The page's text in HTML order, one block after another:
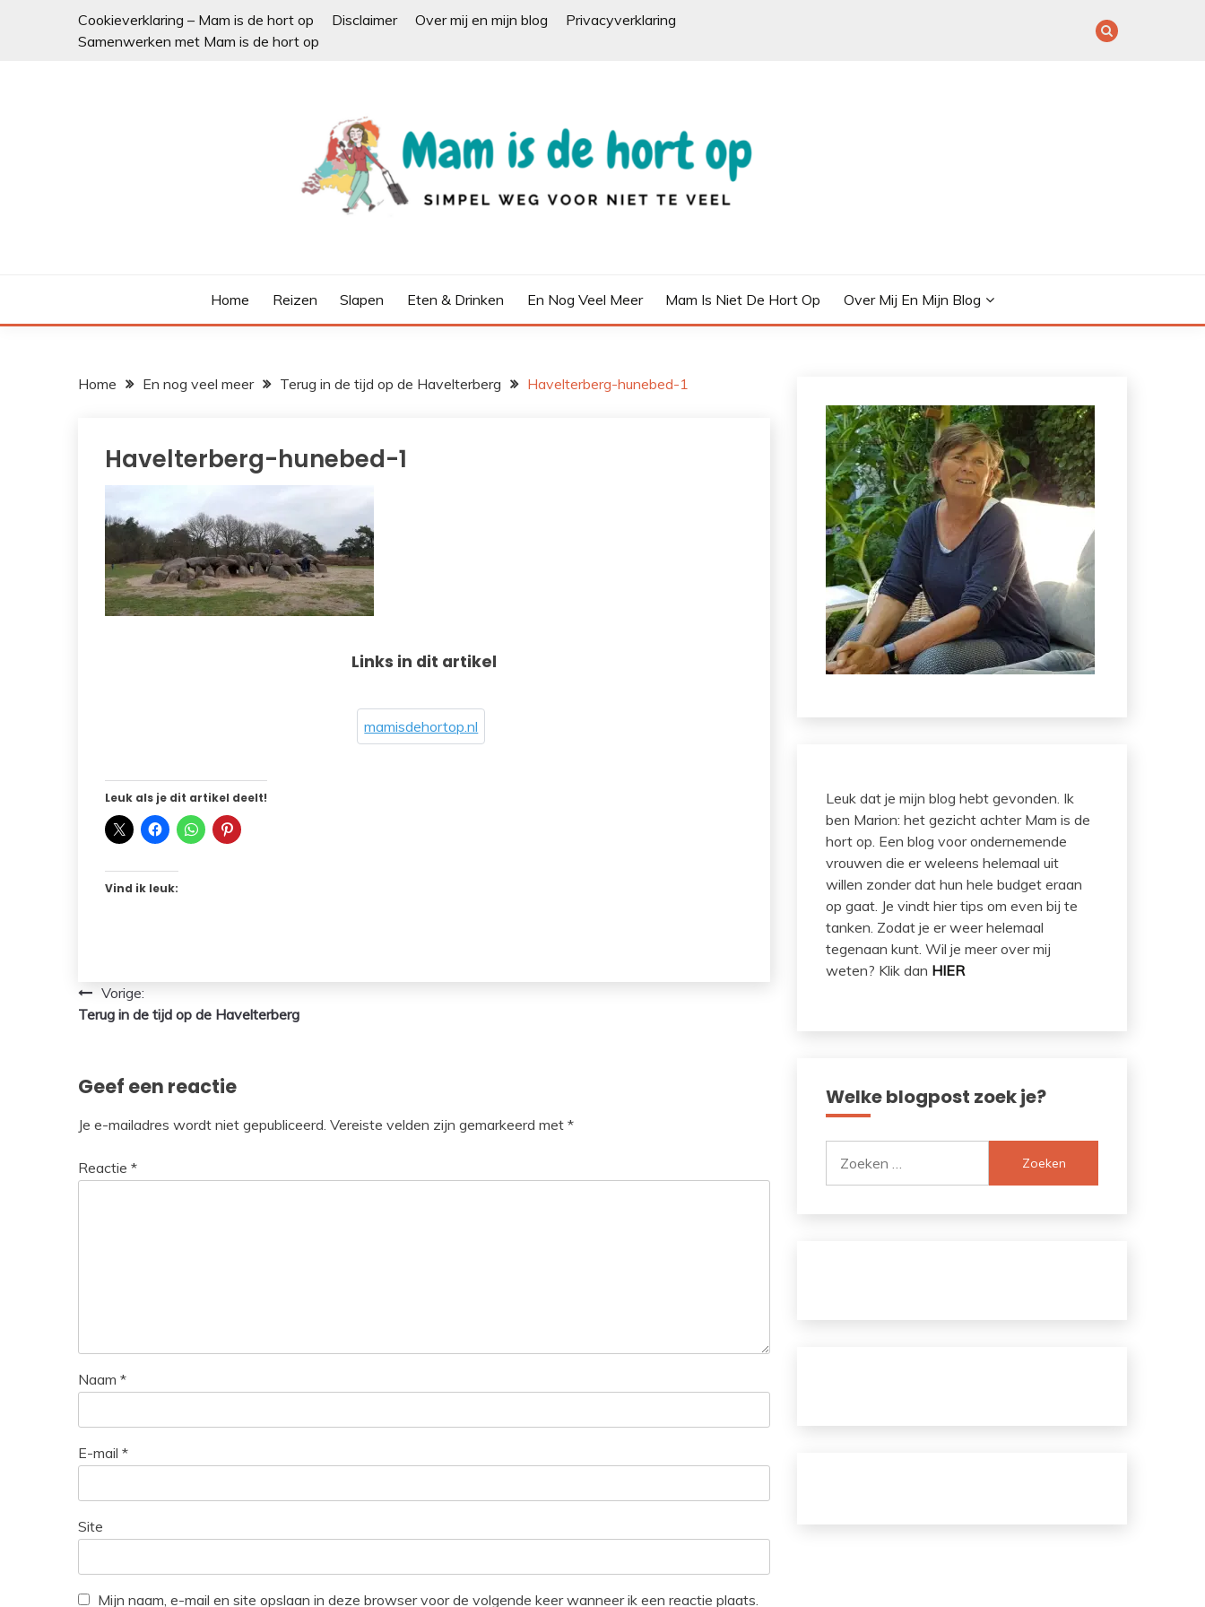
Cookieverklaring – Mam is de hort op Disclaimer Over mij en mijn blog
Privacyverklaring
Samenwerken met Mam is de hort op
Home Reizen Slapen Eten & Drinken En Nog Veel Meer Mam Is Niet De Hort Op Over Mij En Mijn Blog
Home En nog veel meer Terug in de tijd op de Havelterberg Havelterberg-hunebed-1
Havelterberg-hunebed-1
Links in dit artikel
mamisdehortop.nl
Leuk als je dit artikel deelt!
Vind ik leuk:
Bericht
navigatie
Vorige:
Terug in de tijd op de Havelterberg
Geef een reactie
Je e-mailadres wordt niet gepubliceerd. Vereiste velden zijn gemarkeerd met *
Reactie *
Naam *
E-mail *
Site
Mijn naam, e-mail en site opslaan in deze browser voor de volgende keer wanneer ik een reactie plaats.
Leuk dat je mijn blog hebt gevonden. Ik
ben Marion: het gezicht achter Mam is de
hort op. Een blog voor ondernemende
vrouwen die er weleens helemaal uit
willen zonder dat hun hele budget eraan
op gaat. Je vindt hier tips om even bij te
tanken. Zodat je er weer helemaal
tegenaan kunt. Wil je meer over mij
weten? Klik dan HIER
Welke blogpost zoek je?
naar: